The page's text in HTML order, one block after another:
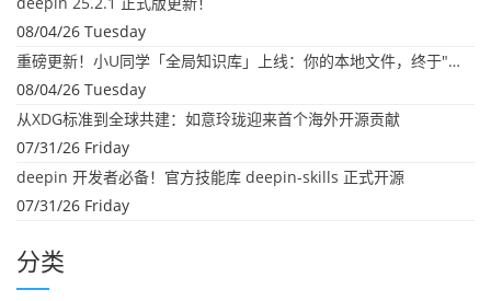
08/04/26 Tuesday
重磅更新！小U同学「全局知识库」上线：你的本地文件，终于"活"起来了
08/04/26 Tuesday
从XDG标准到全球共建：如意玲珑迎来首个海外开源贡献
07/31/26 Friday
deepin 开发者必备！官方技能库 deepin-skills 正式开源
07/31/26 Friday
分类